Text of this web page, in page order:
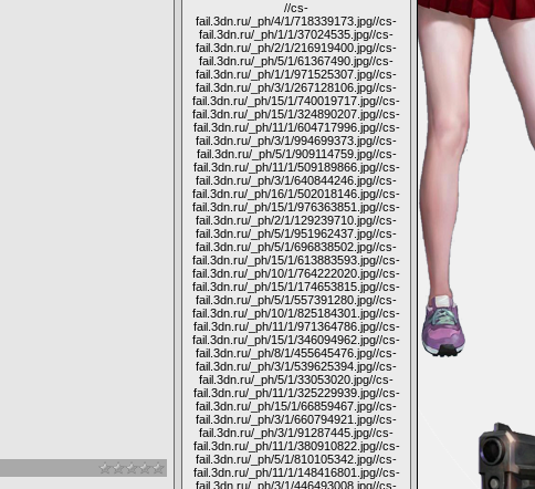
//cs-
fail.3dn.ru/_ph/4/1/718339173.jpg//cs-
fail.3dn.ru/_ph/1/1/37024535.jpg//cs-
fail.3dn.ru/_ph/2/1/216919400.jpg//cs-
fail.3dn.ru/_ph/5/1/61367490.jpg//cs-
fail.3dn.ru/_ph/1/1/971525307.jpg//cs-
fail.3dn.ru/_ph/3/1/267128106.jpg//cs-
fail.3dn.ru/_ph/15/1/740019717.jpg//cs-
fail.3dn.ru/_ph/15/1/324890207.jpg//cs-
fail.3dn.ru/_ph/11/1/604717996.jpg//cs-
fail.3dn.ru/_ph/3/1/994699373.jpg//cs-
fail.3dn.ru/_ph/5/1/909114759.jpg//cs-
fail.3dn.ru/_ph/11/1/509189866.jpg//cs-
fail.3dn.ru/_ph/3/1/640844246.jpg//cs-
fail.3dn.ru/_ph/16/1/502018146.jpg//cs-
fail.3dn.ru/_ph/15/1/976363851.jpg//cs-
fail.3dn.ru/_ph/2/1/129239710.jpg//cs-
fail.3dn.ru/_ph/5/1/951962437.jpg//cs-
fail.3dn.ru/_ph/5/1/696838502.jpg//cs-
fail.3dn.ru/_ph/15/1/613883593.jpg//cs-
fail.3dn.ru/_ph/10/1/764222020.jpg//cs-
fail.3dn.ru/_ph/15/1/174653815.jpg//cs-
fail.3dn.ru/_ph/5/1/557391280.jpg//cs-
fail.3dn.ru/_ph/10/1/825184301.jpg//cs-
fail.3dn.ru/_ph/11/1/971364786.jpg//cs-
fail.3dn.ru/_ph/15/1/346094962.jpg//cs-
fail.3dn.ru/_ph/8/1/455645476.jpg//cs-
fail.3dn.ru/_ph/3/1/539625394.jpg//cs-
fail.3dn.ru/_ph/5/1/33053020.jpg//cs-
fail.3dn.ru/_ph/11/1/325229939.jpg//cs-
fail.3dn.ru/_ph/15/1/66859467.jpg//cs-
fail.3dn.ru/_ph/3/1/660794921.jpg//cs-
fail.3dn.ru/_ph/3/1/91287445.jpg//cs-
fail.3dn.ru/_ph/11/1/380910822.jpg//cs-
fail.3dn.ru/_ph/5/1/810105342.jpg//cs-
fail.3dn.ru/_ph/11/1/148416801.jpg//cs-
fail.3dn.ru/_ph/3/1/446493008.jpg//cs-